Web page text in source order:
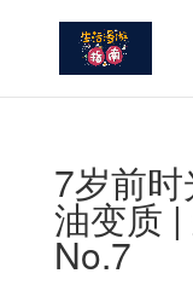
7岁前
油变质
No.7